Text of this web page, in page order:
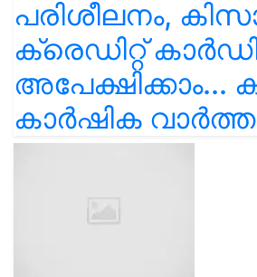
പരിശീലനം,
ക്രെഡിറ്റ്
കാർഷിക